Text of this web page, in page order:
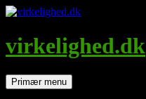
Hop
indhold
virkelighed.dk
SøgPrimær menu